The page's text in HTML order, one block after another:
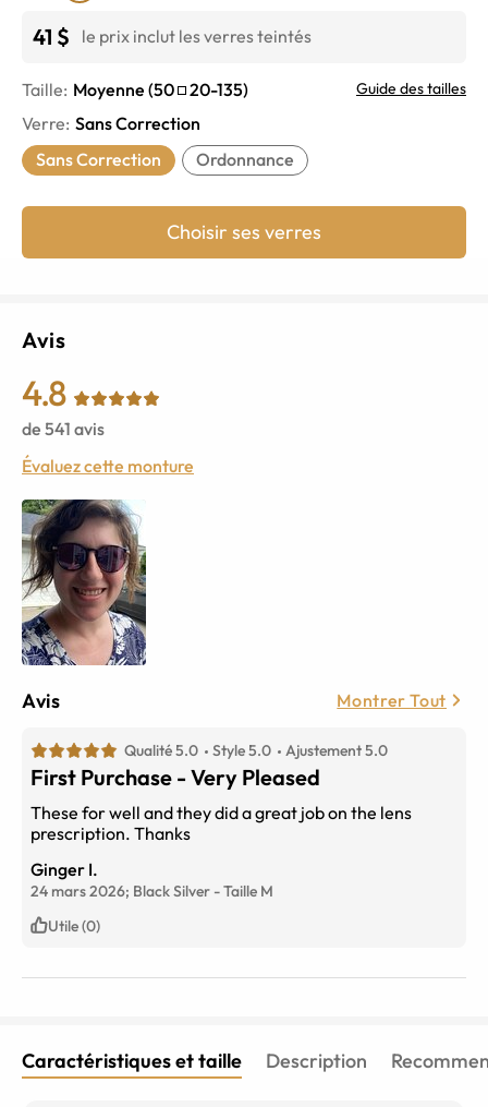
41 $ le prix inclut les verres teintés
Taille: Moyenne (50 20-135) Guide des tailles
Verre: Sans Correction
Sans Correction
Ordonnance
Choisir ses verres
Avis
4.8
de 541 avis
Évaluez cette monture
Avis Montrer Tout
Qualité 5.0 Style 5.0 Ajustement 5.0
First Purchase - Very Pleased
These for well and they did a great job on the lens
prescription. Thanks
Ginger I.
24 mars 2026; Black Silver -Taille M
Utile (0)
Caractéristiques et taille Description